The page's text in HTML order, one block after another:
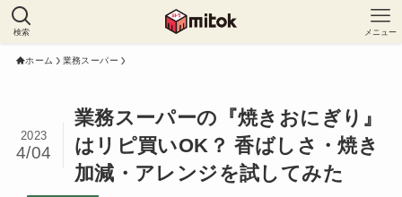
検索 メニュー
ホーム 業務スーパー
業務スーパーの『焼きおにぎり』
はリピ買いOK？ 香ばしさ・焼き
加減・アレンジを試してみた
2023
4/04